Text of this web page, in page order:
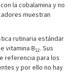
la cobalamina y no
muestran
rutinaria estándar
vitamina B12. Sus
referencia para los
y por ello no hay